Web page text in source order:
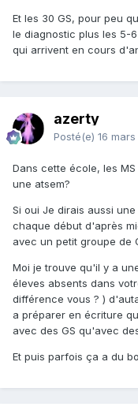
Et les 30 GS, pour peu
le diagnostic plus les 5-
qui arrivent en cours
azerty
Posté(e) 16 mars
Dans cette école, les
une atsem?
Si oui Je dirais aussi
chaque début d'après
avec un petit groupe de
Moi je trouve qu'il y a
éleves absents dans
différence vous ? )
a préparer en écriture
avec des GS qu'avec
Et puis parfois ça a du